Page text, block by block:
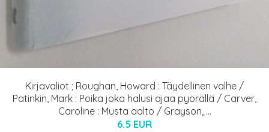
Kirjavaliot ; Roughan, Howard : Täydellinen valhe /
Patinkin, Mark : Poika joka halusi ajaa pyörällä / Carver,
Caroline : Musta aalto / Grayson, ...
6.5 EUR